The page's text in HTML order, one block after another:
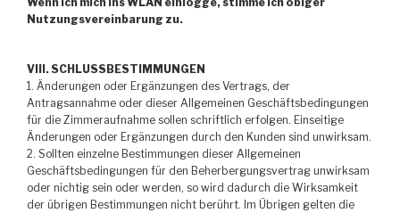
Nutzungsvereinbarung zu.
VIII. SCHLUSSBESTIMMUNGEN
1. Änderungen oder Ergänzungen des Vertrags, der
Antragsannahme oder dieser Allgemeinen Geschäftsbedingungen
für die Zimmeraufnahme sollen schriftlich erfolgen. Einseitige
Änderungen oder Ergänzungen durch den Kunden sind unwirksam.
2. Sollten einzelne Bestimmungen dieser Allgemeinen
Geschäftsbedingungen für den Beherbergungsvertrag unwirksam
oder nichtig sein oder werden, so wird dadurch die Wirksamkeit
der übrigen Bestimmungen nicht berührt. Im Übrigen gelten die